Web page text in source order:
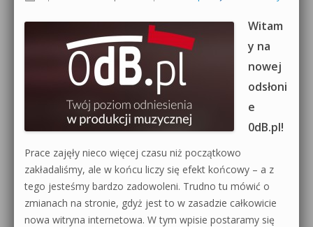
Witam
y na
nowej
odsłoni
e
0dB.pl!
Prace zajęły nieco więcej czasu niż początkowo
zakładaliśmy, ale w końcu liczy się efekt końcowy – a z
tego jesteśmy bardzo zadowoleni. Trudno tu mówić o
zmianach na stronie, gdyż jest to w zasadzie całkowicie
nowa witryna internetowa. W tym wpisie postaramy się